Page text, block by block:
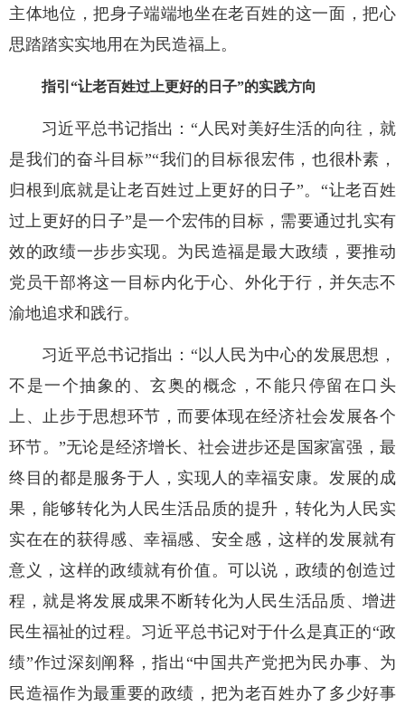
主体地位，把身子端端地坐在老百姓的这一面，把心
思踏踏实实地用在为民造福上。
指引“让老百姓过上更好的日子”的实践方向
习近平总书记指出：“人民对美好生活的向往，就
是我们的奋斗目标”“我们的目标很宏伟，也很朴素，
归根到底就是让老百姓过上更好的日子”。“让老百姓
过上更好的日子”是一个宏伟的目标，需要通过扎实有
效的政绩一步步实现。为民造福是最大政绩，要推动
党员干部将这一目标内化于心、外化于行，并矢志不
渝地追求和践行。
习近平总书记指出：“以人民为中心的发展思想，
不是一个抽象的、玄奥的概念，不能只停留在口头
上、止步于思想环节，而要体现在经济社会发展各个
环节。”无论是经济增长、社会进步还是国家富强，最
终目的都是服务于人，实现人的幸福安康。发展的成
果，能够转化为人民生活品质的提升，转化为人民实
实在在的获得感、幸福感、安全感，这样的发展就有
意义，这样的政绩就有价值。可以说，政绩的创造过
程，就是将发展成果不断转化为人民生活品质、增进
民生福祉的过程。习近平总书记对于什么是真正的“政
绩”作过深刻阐释，指出“中国共产党把为民办事、为
民造福作为最重要的政绩，把为老百姓办了多少好事